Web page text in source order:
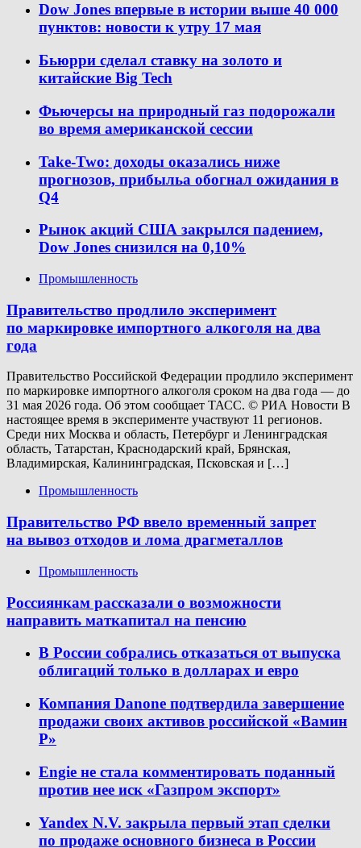
Dow Jones впервые в истории выше 40 000
пунктов: новости к утру 17 мая
Бьюрри сделал ставку на золото и
китайские Big Tech
Фьючерсы на природный газ подорожали
во время американской сессии
Take-Two: доходы оказались ниже
прогнозов, прибыльa обогнал ожидания в
Q4
Рынок акций США закрылся падением,
Dow Jones снизился на 0,10%
Промышленность
Правительство продлило эксперимент
по маркировке импортного алкоголя на два
года
Правительство Российской Федерации продлило эксперимент
по маркировке импортного алкоголя сроком на два года — до
31 мая 2026 года. Об этом сообщает ТАСС. © РИА Новости В
настоящее время в эксперименте участвуют 11 регионов.
Среди них Москва и область, Петербург и Ленинградская
область, Татарстан, Краснодарский край, Брянская,
Владимирская, Калининградская, Псковская и […]
Промышленность
Правительство РФ ввело временный запрет
на вывоз отходов и лома драгметаллов
Промышленность
Россиянкам рассказали о возможности
направить маткапитал на пенсию
В России собрались отказаться от выпуска
облигаций только в долларах и евро
Компания Danone подтвердила завершение
продажи своих активов российской «Вамин
Р»
Engie не стала комментировать поданный
против нее иск «Газпром экспорт»
Yandex N.V. закрыла первый этап сделки
по продаже основного бизнеса в России